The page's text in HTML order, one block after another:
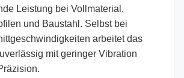
Leistung bei Vollmaterial,
und Baustahl. Selbst bei
arbeitet das
mit geringer Vibration